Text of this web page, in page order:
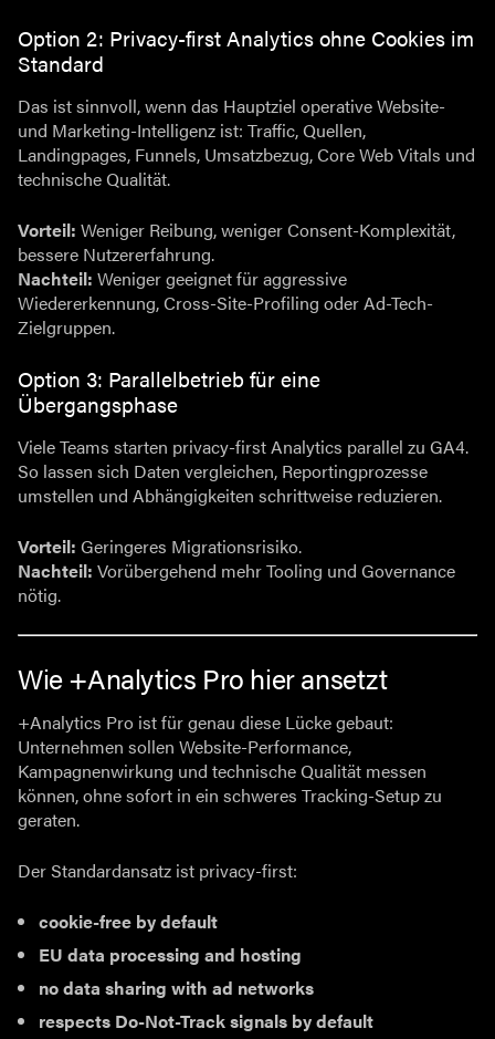
Option 2: Privacy-first Analytics ohne Cookies im
Standard
Das ist sinnvoll, wenn das Hauptziel operative Website-
und Marketing-Intelligenz ist: Traffic, Quellen,
Landingpages, Funnels, Umsatzbezug, Core Web Vitals und
technische Qualität.
Vorteil: Weniger Reibung, weniger Consent-Komplexität,
bessere Nutzererfahrung.
Nachteil: Weniger geeignet für aggressive
Wiedererkennung, Cross-Site-Profiling oder Ad-Tech-
Zielgruppen.
Option 3: Parallelbetrieb für eine
Übergangsphase
Viele Teams starten privacy-first Analytics parallel zu GA4.
So lassen sich Daten vergleichen, Reportingprozesse
umstellen und Abhängigkeiten schrittweise reduzieren.
Vorteil: Geringeres Migrationsrisiko.
Nachteil: Vorübergehend mehr Tooling und Governance
nötig.
Wie +Analytics Pro hier ansetzt
+Analytics Pro ist für genau diese Lücke gebaut:
Unternehmen sollen Website-Performance,
Kampagnenwirkung und technische Qualität messen
können, ohne sofort in ein schweres Tracking-Setup zu
geraten.
Der Standardansatz ist privacy-first:
cookie-free by default
EU data processing and hosting
no data sharing with ad networks
respects Do-Not-Track signals by default